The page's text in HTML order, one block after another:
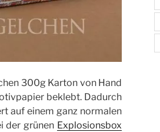
300g Karton von Hand
beklebt. Dadurch
auf einem ganz normalen
der grünen Explosionsbox